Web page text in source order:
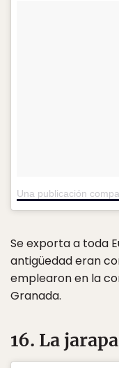
Se exporta a toda
antigüedad eran
emplearon en la
Granada.
16. La jarapa